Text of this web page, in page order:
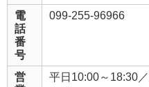
電
話
番
号
099-255-96966
営
平日10:00～18:30